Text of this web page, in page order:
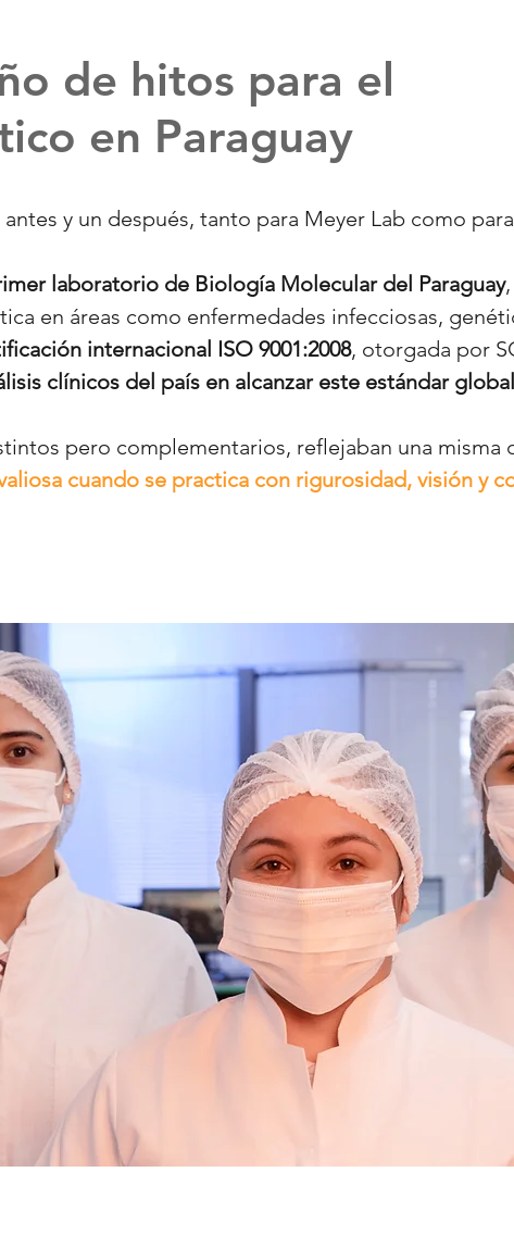
de hitos para el
en Paraguay
antes y un después, tanto para Meyer Lab como
laboratorio de Biología Molecular del Paraguay
en áreas como enfermedades infecciosas,
internacional ISO 9001:2008, otorgada por
clínicos del país en alcanzar este estándar
pero complementarios, reflejaban una misma
cuando se practica con rigurosidad, visión y